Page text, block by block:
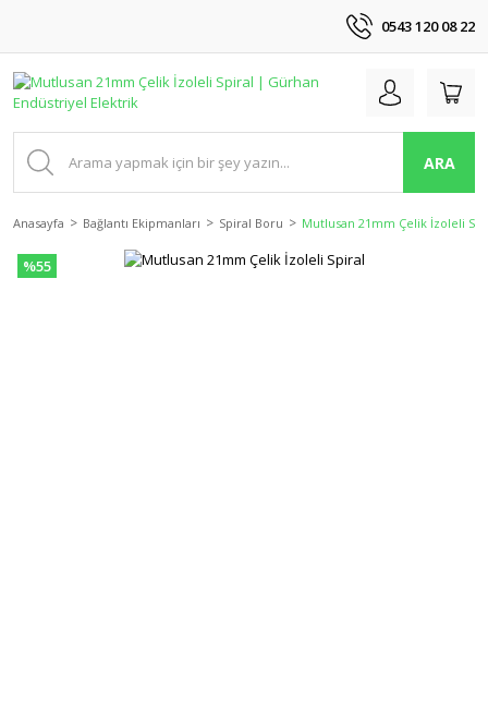
0543 120 08 22
ARA
Anasayfa Bağlantı Ekipmanları Spiral Boru Mutlusan 21mm Çelik İzoleli
%55